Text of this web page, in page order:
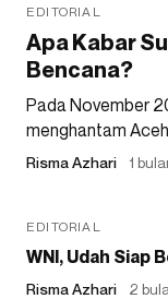
EDITORIAL
Apa Kabar
Bencana?
Pada November
menghantam
Risma Azhari 1
EDITORIAL
WNI, Udah Siap
Risma Azhari 2